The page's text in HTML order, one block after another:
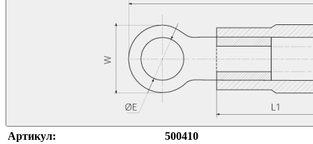
Артикул:
500410